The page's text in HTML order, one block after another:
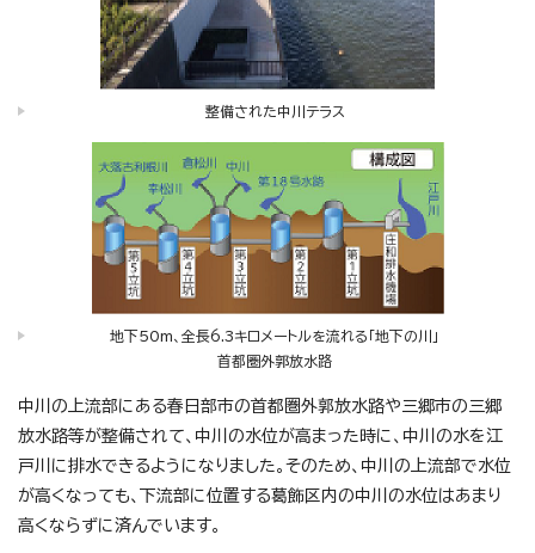
整備された中川テラス
地下50m、全長6.3キロメートルを流れる「地下の川」
首都圏外郭放水路
中川の上流部にある春日部市の首都圏外郭放水路や三郷市の三郷
放水路等が整備されて、中川の水位が高まった時に、中川の水を江
戸川に排水できるようになりました。そのため、中川の上流部で水位
が高くなっても、下流部に位置する葛飾区内の中川の水位はあまり
高くならずに済んでいます。